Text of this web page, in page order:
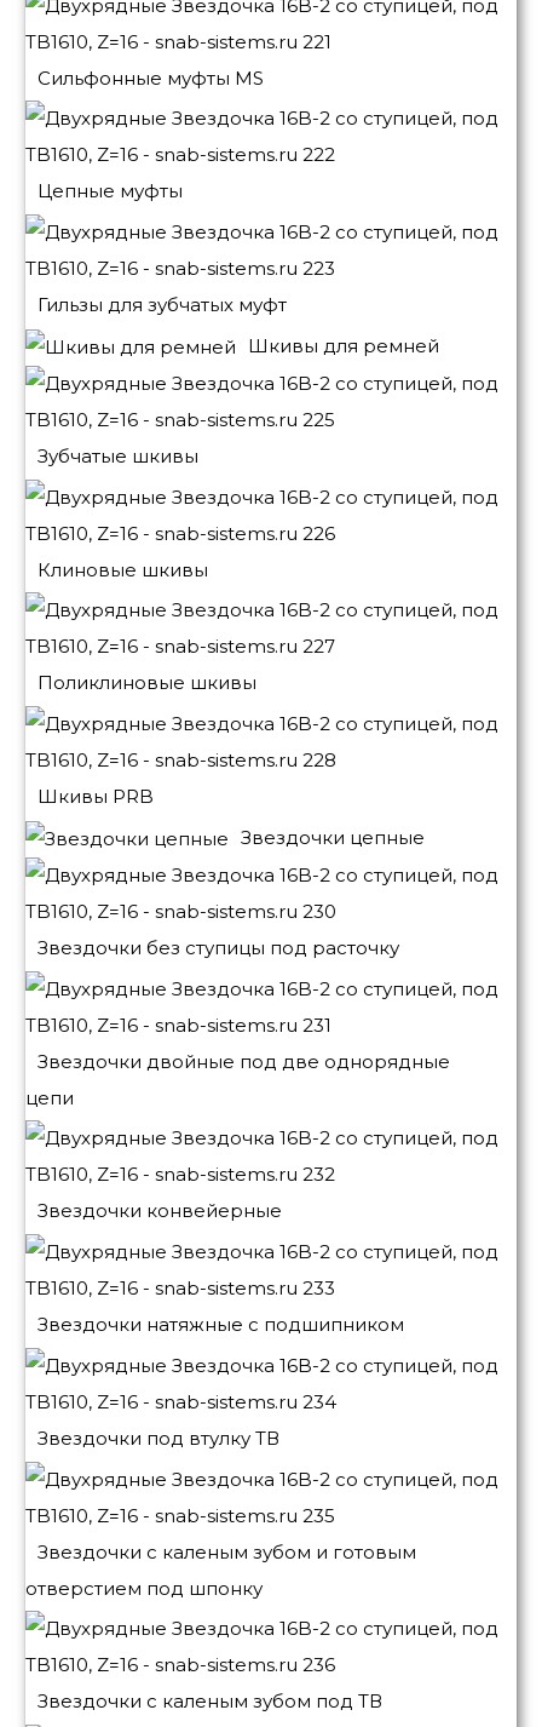
Сильфонные муфты MS
Цепные муфты
Гильзы для зубчатых муфт
Шкивы для ремней
Зубчатые шкивы
Клиновые шкивы
Поликлиновые шкивы
Шкивы PRB
Звездочки цепные
Звездочки без ступицы под расточку
Звездочки двойные под две однорядные
цепи
Звездочки конвейерные
Звездочки натяжные с подшипником
Звездочки под втулку ТВ
Звездочки с каленым зубом и готовым
отверстием под шпонку
Звездочки с каленым зубом под ТВ